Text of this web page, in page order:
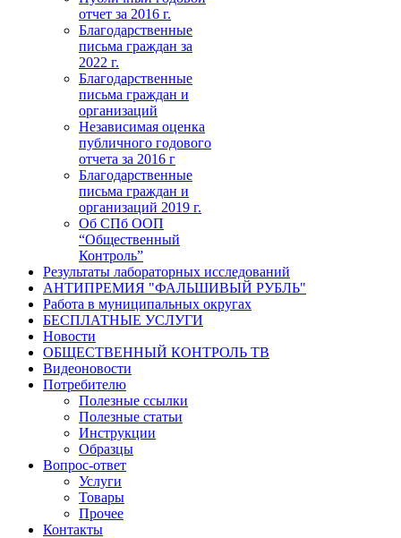
отчет за 2016 г.
Благодарственные
письма граждан за
2022 г.
Благодарственные
письма граждан и
организаций
Независимая оценка
публичного годового
отчета за 2016 г
Благодарственные
письма граждан и
организаций 2019 г.
Об СПб ООП
“Общественный
Контроль”
Результаты лабораторных исследований
АНТИПРЕМИЯ "ФАЛЬШИВЫЙ РУБЛЬ"
Работа в муниципальных округах
БЕСПЛАТНЫЕ УСЛУГИ
Новости
ОБЩЕСТВЕННЫЙ КОНТРОЛЬ ТВ
Видеоновости
Потребителю
Полезные ссылки
Полезные статьи
Инструкции
Образцы
Вопрос-ответ
Услуги
Товары
Прочее
Контакты